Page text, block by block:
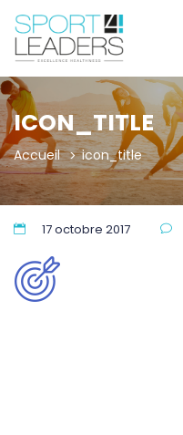
ICON_TITLE
Accueil icon_title
17 octobre 2017